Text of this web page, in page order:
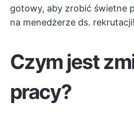
gotowy, aby zrobić świetne
na menedżerze ds. rekrutacji!
Czym jest
pracy?